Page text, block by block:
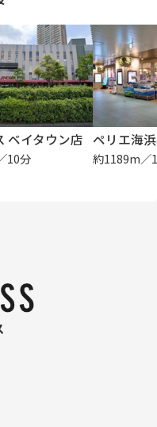
ベイタウン店
10分
ペリエ海
約1189m／